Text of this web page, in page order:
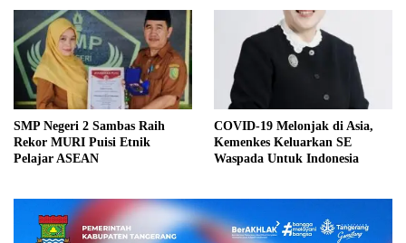
SMP Negeri 2 Sambas Raih
Rekor MURI Puisi Etnik
Pelajar ASEAN
COVID-19 Melonjak di Asia,
Kemenkes Keluarkan SE
Waspada Untuk Indonesia